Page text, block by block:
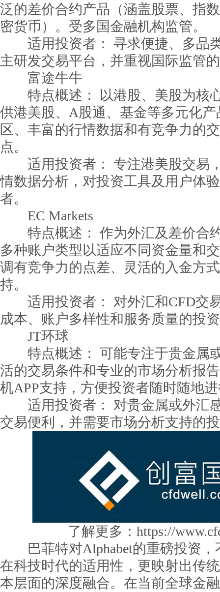
泛的差价合约产品（涵盖股票、指
密货币）。受多国金融机构监管。
适用投资者： 寻求便捷、多品
主研发交易平台，并重视国际监管
富途牛牛
特点概述： 以港股、美股为核
供港美股、A股通、基金等多元化
区、丰富的行情数据和有竞争力的
点。
适用投资者： 专注港美股交易
情数据分析，对投资工具及用户体
者。
EC Markets
特点概述： 作为外汇及差价合
多种账户类型以适应不同资金量和
调有竞争力的点差、灵活的入金方
持。
适用投资者： 对外汇和CFD交
成本、账户多样性和服务质量的投
JT环球
特点概述： 可能专注于贵金属
活的交易条件和专业的市场分析报
机APP支持，方便投资者随时随地
适用投资者： 对贵金属或外汇
交易便利，并需要市场分析支持的
了解更多：https://
巴菲特对Alphabet的重磅投资，
在科技时代的适用性，更映射出传
本层面的深度融合。在当前全球金